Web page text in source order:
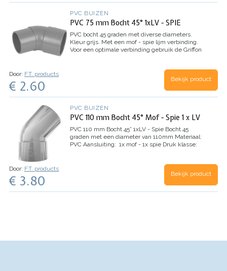
PVC BUIZEN
PVC 75 mm Bocht 45° 1xLV - SPIE
PVC bocht 45 graden met diverse diameters.
Kleur grijs. Met een mof - spie lijm verbinding.
Voor een optimale verbinding gebruik de Griffon
Door: F.T. products
€ 2.60 Bekijk product
PVC BUIZEN
PVC 110 mm Bocht 45° Mof - Spie 1 x LV
PVC 110 mm Bocht 45° 1xLV - Spie Bocht 45
graden met een diameter van 110mm Materiaal:
PVC Aansluiting: 1x mof - 1x spie Druk klasse:
Door: F.T. products
€ 3.80 Bekijk product